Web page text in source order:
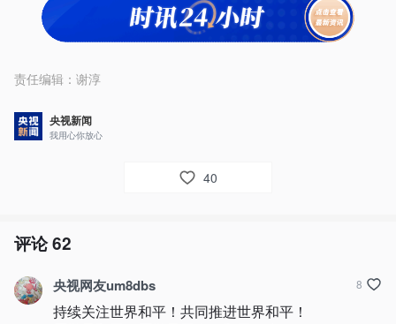
责任编辑： 谢淳
央视新闻
我用心你放心
40
评论62
央视网友um8dbs
持续关注世界和平！共同推进世界和平！
8